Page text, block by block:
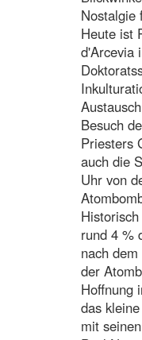
Nostalgie
Heute ist
d'Arcevia
Besuch
Priesters
auch die
Uhr von
rund 4 %
nach
der
Hoffnung
das
mit